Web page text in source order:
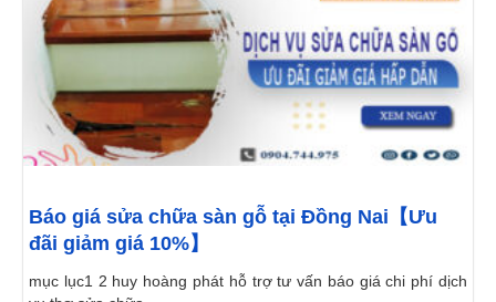
Báo giá sửa chữa sàn gỗ tại Đồng Nai【Ưu
đãi giảm giá 10%】
mục lục1 2 huy hoàng phát hỗ trợ tư vấn báo giá chi phí dịch